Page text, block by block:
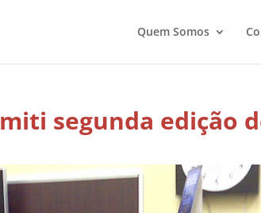
Quem Somos
segunda edição